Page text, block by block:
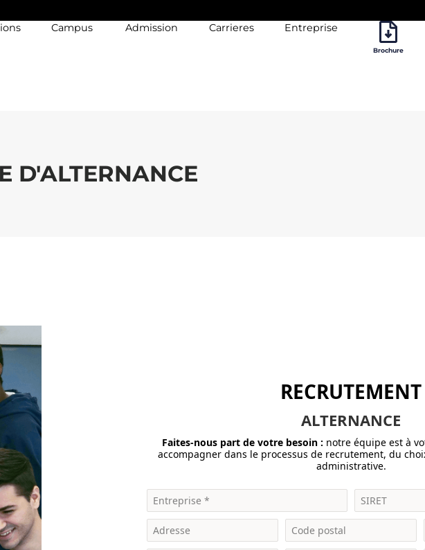
Campus Admission Carrieres Entreprise
Brochure
D'ALTERNANCE
RECRUTEMENT
ALTERNANCE
Faites-nous part de votre besoin : notre équipe est à
accompagner dans le processus de recrutement, du
administrative.